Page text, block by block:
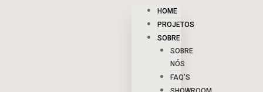
HOME
PROJETOS
SOBRE
SOBRE
NÓS
FAQ’S